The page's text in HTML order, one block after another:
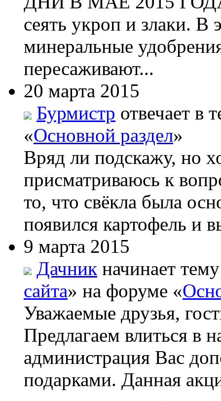
сеять укроп и злаки. В
минеральные
пересаживают...
20 марта 2015
Бурмистр отвечает в
«Основной раздел»
Вряд ли подскажу, но
присматриваюсь к
то, что свёкла была
появился картофель и
9 марта 2015
Дачник начинает
сайта» на форуме «
Уважаемые друзья,
Предлагаем влиться в
администрация Вас
подарками. Данная